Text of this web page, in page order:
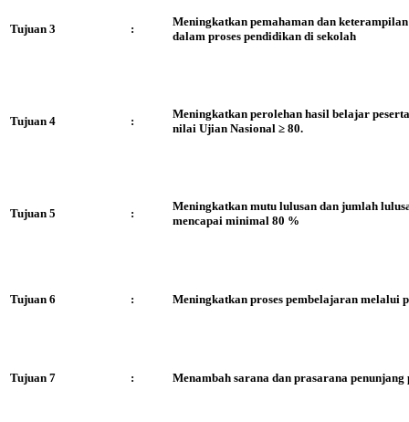
Tujuan 3 :
Meningkatkan pemahaman dan
dalam proses pendidikan di sekolah
Tujuan 4 :
Meningkatkan perolehan hasil belajar
nilai Ujian Nasional ≥ 80.
Tujuan 5 :
Meningkatkan mutu lulusan dan jumlah
mencapai minimal 80 %
Tujuan 6 : Meningkatkan proses pembelajaran melalui
Tujuan 7 : Menambah sarana dan prasarana penunjang